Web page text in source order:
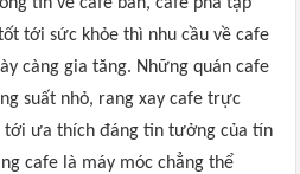
tới sức khỏe thì nhu cầu về cafe
càng gia tăng. Những quán cafe
suất nhỏ, rang xay cafe trực
ưa thích đáng tin tưởng của tín
cafe là máy móc chẳng thể